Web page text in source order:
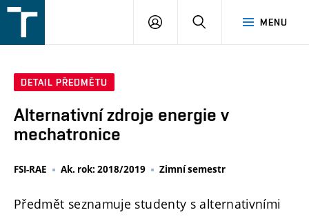
v
MENU
PŘIHLÁŠENÍ
DETAIL PŘEDMĚTU
Alternativní zdroje energie v
mechatronice
FSI-RAE Ak. rok: 2018/2019 Zimní semestr
Předmět seznamuje studenty s alternativními